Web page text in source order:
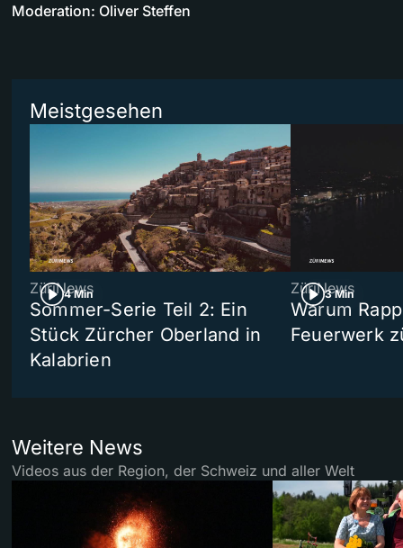
Moderation: Oliver Steffen
Meistgesehen
4 Min
ZüriNews
Sommer-Serie Teil 2: Ein
Stück Zürcher Oberland in
Kalabrien
3 Min
ZüriNews
Warum
Feuerwerk
Weitere News
Videos aus der Region, der Schweiz und aller Welt